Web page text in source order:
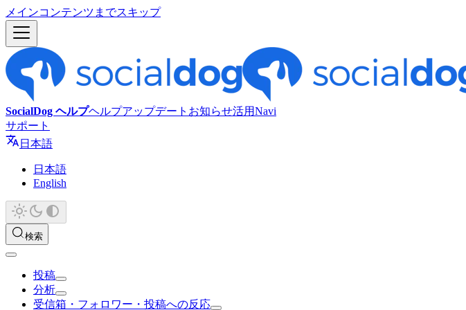
メインコンテンツまでスキップ
SocialDog ヘルプヘルプアップデート お知らせ活用Navi
サポート
日本語
日本語
English
検索
投稿
分析
受信箱・フォロワー・投稿への反応